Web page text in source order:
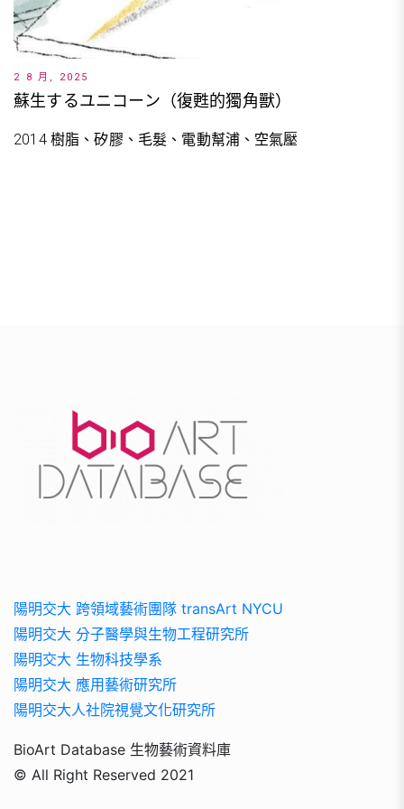
2 8 月, 2025
蘇生するユニコーン（復甦的獨角獸）
2014 樹脂、矽膠、毛髮、電動幫浦、空氣壓
陽明交大 跨領域藝術團隊 transArt NYCU
陽明交大 分子醫學與生物工程研究所
陽明交大 生物科技學系
陽明交大 應用藝術研究所
陽明交大人社院視覺文化研究所
BioArt Database 生物藝術資料庫
© All Right Reserved 2021